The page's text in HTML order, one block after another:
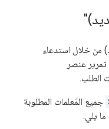
خلال استدعاء
عنصر
المَعلمات المطلوبة